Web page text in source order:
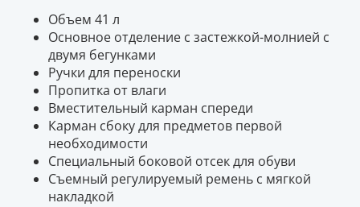
Объем 41 л
Основное отделение с застежкой-молнией с
двумя бегунками
Ручки для переноски
Пропитка от влаги
Вместительный карман спереди
Карман сбоку для предметов первой
необходимости
Специальный боковой отсек для обуви
Съемный регулируемый ремень с мягкой
накладкой